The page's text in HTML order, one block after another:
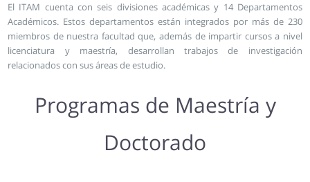
El ITAM cuenta con seis divisiones académicas y 14 Departamentos
Académicos. Estos departamentos están integrados por más de 230
miembros de nuestra facultad que, además de impartir cursos a nivel
licenciatura y maestría, desarrollan trabajos de investigación
relacionados con sus áreas de estudio.
Programas de Maestría y
Doctorado